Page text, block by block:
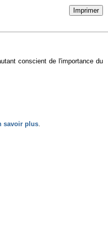
Imprimer
conscient de l'importance du
savoir plus.